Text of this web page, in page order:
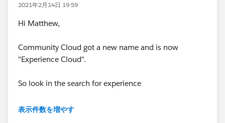
2021年2月14日 19:59
Hi Matthew,
Community Cloud got a new name and is now
"Experience Cloud".
So look in the search for experience
Khoi
表示件数を増やす